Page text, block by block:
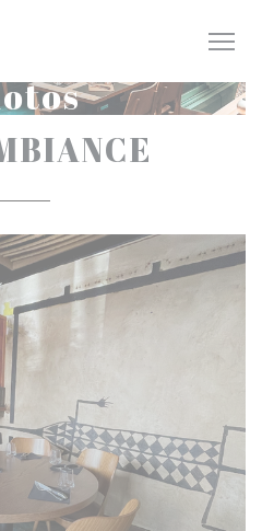
matière de cookies